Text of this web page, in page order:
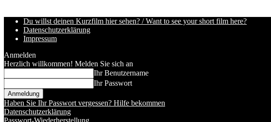
Du willst deinen Kurzfilm hier sehen? / Want to see your short film here?
Datenschutzerklärung
Impressum
Anmelden
Herzlich willkommen! Melden Sie sich an
Ihr Benutzername
Ihr Passwort
Haben Sie Ihr Passwort vergessen? Hilfe bekommen
Datenschutzerklärung
Passwort-Wiederherstellung